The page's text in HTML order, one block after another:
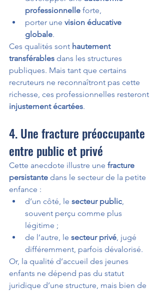
professionnelle forte,
porter une vision éducative
globale.
Ces qualités sont hautement
transférables dans les structures
publiques. Mais tant que certains
recruteurs ne reconnaîtront pas cette
richesse, ces professionnelles resteront
injustement écartées.
4. Une fracture préoccupante
entre public et privé
Cette anecdote illustre une fracture
persistante dans le secteur de la petite
enfance :
d’un côté, le secteur public,
souvent perçu comme plus
légitime ;
de l’autre, le secteur privé, jugé
différemment, parfois dévalorisé.
Or, la qualité d’accueil des jeunes
enfants ne dépend pas du statut
juridique d’une structure, mais bien de